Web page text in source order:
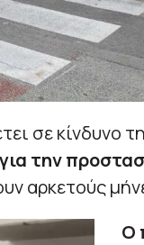
σε κίνδυνο
την
αρκετούς
Ο